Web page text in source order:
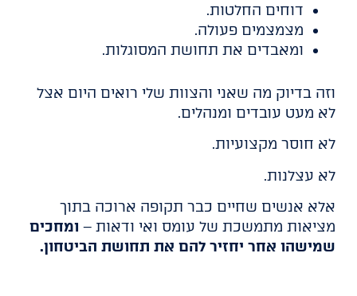
דוחים החלטות.
מצמצמים פעולה.
ומאבדים את תחושת המסוגלות.
וזה בדיוק מה שאני והצוות שלי רואים היום אצל
לא מעט עובדים ומנהלים.
לא חוסר מקצועיות.
לא עצלנות.
אלא אנשים שחיים כבר תקופה ארוכה בתוך
מציאות מתמשכת של עומס ואי ודאות – ומחכים
שמישהו אחר יחזיר להם את תחושת הביטחון.